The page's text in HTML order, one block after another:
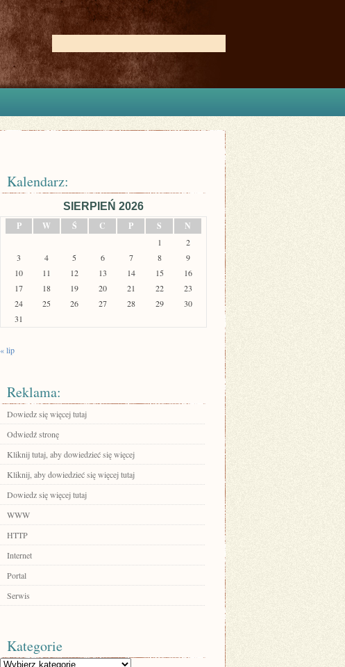
Kalendarz:
SIERPIEŃ 2026
P
W Ś C P S N
1
2
3
4 5 6 7 8
9
10
11 12 13 14 15
16
17
18 19 20 21 22
23
24
25 26 27 28 29
30
31
« lip
Reklama:
Dowiedz się więcej tutaj
Odwiedź stronę
Kliknij tutaj, aby dowiedzieć się więcej
Kliknij, aby dowiedzieć się więcej tutaj
Dowiedz się więcej tutaj
WWW
HTTP
Internet
Portal
Serwis
Kategorie
Kategorie